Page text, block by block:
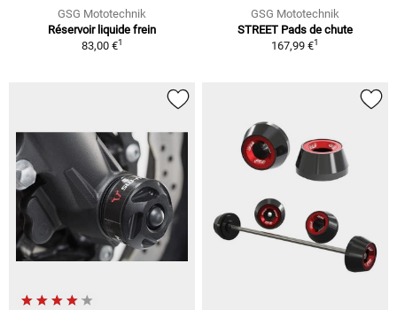
GSG Mototechnik
Réservoir liquide frein
83,00 €1
GSG Mototechnik
STREET Pads de chute
167,99 €1